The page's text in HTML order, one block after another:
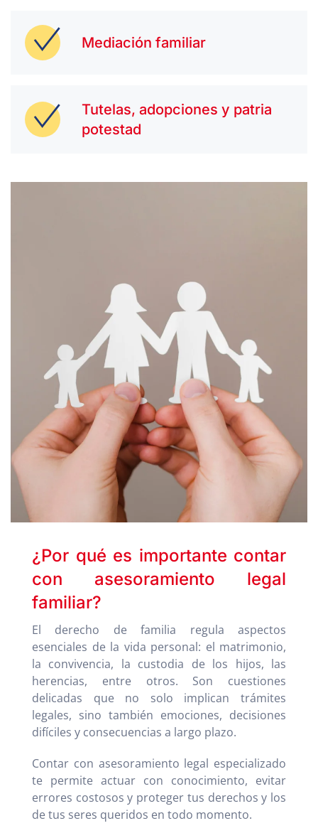
Mediación familiar
Tutelas, adopciones y patria
potestad
¿Por qué es importante contar
con asesoramiento legal
familiar?
El derecho de familia regula aspectos
esenciales de la vida personal: el matrimonio,
la convivencia, la custodia de los hijos, las
herencias, entre otros. Son cuestiones
delicadas que no solo implican trámites
legales, sino también emociones, decisiones
difíciles y consecuencias a largo plazo.
Contar con asesoramiento legal especializado
te permite actuar con conocimiento, evitar
errores costosos y proteger tus derechos y los
de tus seres queridos en todo momento.